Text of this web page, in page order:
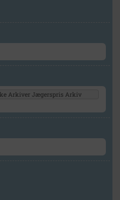
Arkiver Jægerspris Arkiv